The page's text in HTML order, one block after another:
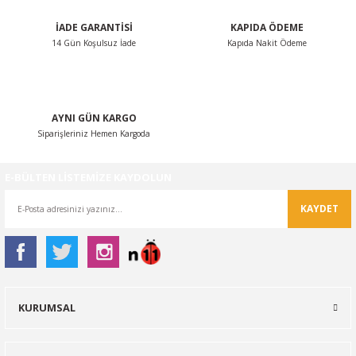
İADE GARANTİSİ
14 Gün Koşulsuz İade
KAPIDA ÖDEME
Kapıda Nakit Ödeme
AYNI GÜN KARGO
Siparişleriniz Hemen Kargoda
KAYDET
KURUMSAL